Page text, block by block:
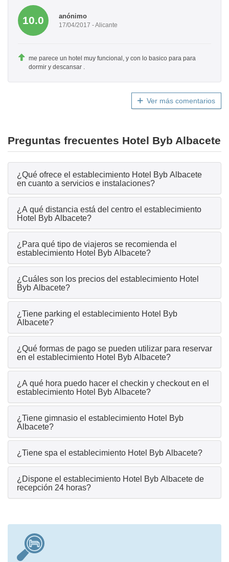
10.0 anónimo
17/04/2017 - Alicante
me parece un hotel muy funcional, y con lo basico para para
dormir y descansar .
Ver más comentarios
Preguntas frecuentes Hotel Byb Albacete
¿Qué ofrece el establecimiento Hotel Byb Albacete
en cuanto a servicios e instalaciones?
¿A qué distancia está del centro el establecimiento
Hotel Byb Albacete?
¿Para qué tipo de viajeros se recomienda el
establecimiento Hotel Byb Albacete?
¿Cuáles son los precios del establecimiento Hotel
Byb Albacete?
¿Tiene parking el establecimiento Hotel Byb
Albacete?
¿Qué formas de pago se pueden utilizar para reservar
en el establecimiento Hotel Byb Albacete?
¿A qué hora puedo hacer el checkin y checkout en el
establecimiento Hotel Byb Albacete?
¿Tiene gimnasio el establecimiento Hotel Byb
Albacete?
¿Tiene spa el establecimiento Hotel Byb Albacete?
¿Dispone el establecimiento Hotel Byb Albacete de
recepción 24 horas?